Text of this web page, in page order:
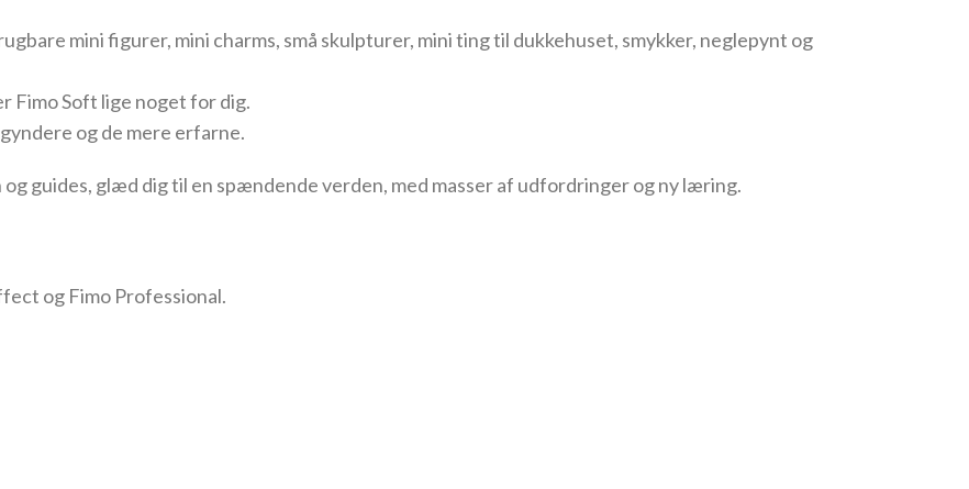
mini figurer, mini charms, små skulpturer, mini ting til dukkehuset, smykker, neglepynt og
Fimo Soft lige noget for dig.
og de mere erfarne.
og guides, glæd dig til en spændende verden, med masser af udfordringer og ny læring.
og Fimo Professional.